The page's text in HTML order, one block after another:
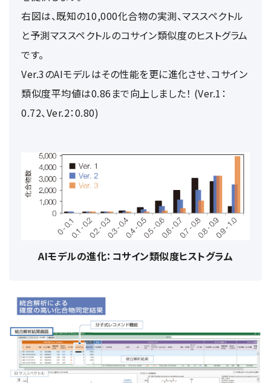
右図は、既知の10,000化合物の実測、マススペクトル
と予測マススペクトルのコサイン類似度のヒストグラム
です。
Ver.3のAIモデルはその性能を更に進化させ、コサイン
類似度平均値は0.86まで向上しました！ (Ver.1：
0.72、Ver.2：0.80)
AIモデルの進化：コサイン類似度ヒストグラム